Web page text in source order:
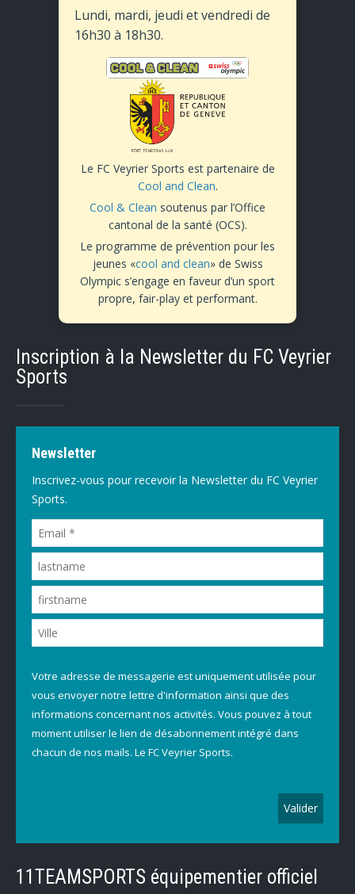
Lundi, mardi, jeudi et vendredi de
16h30 à 18h30.
Le FC Veyrier Sports est partenaire de
Cool and Clean.
Cool & Clean soutenus par l’Office
cantonal de la santé (OCS).
Le programme de prévention pour les
jeunes «cool and clean» de Swiss
Olympic s’engage en faveur d’un sport
propre, fair-play et performant.
Inscription à la Newsletter du FC Veyrier
Sports
Newsletter
Inscrivez-vous pour recevoir la Newsletter du FC Veyrier
Sports.
Votre adresse de messagerie est uniquement utilisée pour
vous envoyer notre lettre d'information ainsi que des
informations concernant nos activités. Vous pouvez à tout
moment utiliser le lien de désabonnement intégré dans
chacun de nos mails. Le FC Veyrier Sports.
11TEAMSPORTS équipementier officiel